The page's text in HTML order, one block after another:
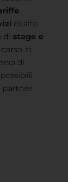
di alto
di stage e
ti
di
partner